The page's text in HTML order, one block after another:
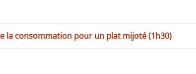
la consommation pour un plat mijoté (1h30)